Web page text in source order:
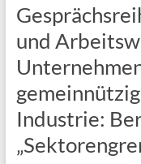
und
Industrie: